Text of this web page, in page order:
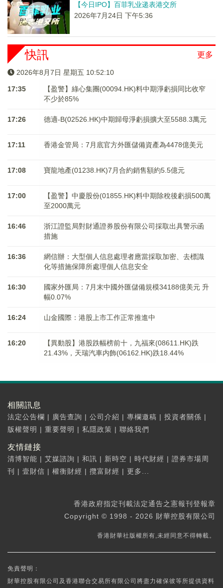
【今日IPO】百菲乳业递表港交所
2026年7月24日 下午5:36
更多
快訊
2026年8月7日 星期五 10:52:10
17:35
【盈警】綠心集團(00094.HK)料中期淨虧損同比收窄
不少於85%
17:26 德適-B(02526.HK)中期歸母淨虧損擴大至5588.3萬元
17:11 香港金管局：7月底官方外匯儲備資產為4478億美元
17:08 寶龍地產(01238.HK)7月合約銷售額約5.5億元
17:00
【盈警】中慶股份(01855.HK)料中期除稅後虧損500萬
至2000萬元
16:46
浙江證監局對財通證券股份有限公司採取出具警示函
措施
16:36
網信辦：大型個人信息處理者應當採取加密、去標識
化等措施保障所處理個人信息安全
16:30
國家外匯局：7月末中國外匯儲備規模34188億美元 升
幅0.07%
16:24 山金國際：港股上市工作正常推進中
16:20
【異動股】港股跌幅榜前十，九福來(08611.HK)跌
21.43%，天瑞汽車内飾(06162.HK)跌18.44%
相關訊息
法定公告欄 | 廣告查詢 | 公司介紹 | 專欄邀稿 | 投資者關係 |
版權聲明 | 重要聲明 | 私隱政策 | 聯絡我們
友情鏈接
清博智能 | 艾媒諮詢 | 和訊 | 新時空 | 時代財經 | 證券市場周
刊
| 壹財信 | 權衡財經 | 攬富財經 | 更多...
香港政府指定刊載法定通告之憲報刊登報章
Copyright © 1998 - 2026 財華控股有限公司
香港財華社版權所有,未經同意不得轉載。
免責聲明：
財華控股有限公司及香港聯合交易所有限公司將盡力確保彼等所提供資料